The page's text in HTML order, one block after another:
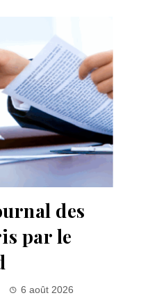
des
par le
6 août 2026